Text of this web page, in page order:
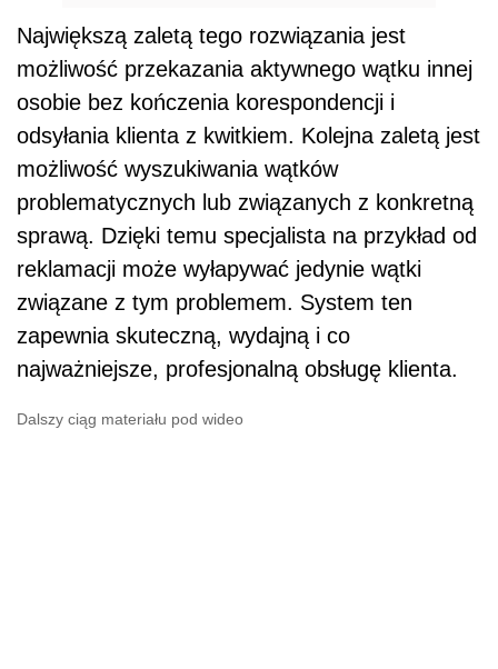
Największą zaletą tego rozwiązania jest
możliwość przekazania aktywnego wątku innej
osobie bez kończenia korespondencji i
odsyłania klienta z kwitkiem. Kolejna zaletą jest
możliwość wyszukiwania wątków
problematycznych lub związanych z konkretną
sprawą. Dzięki temu specjalista na przykład od
reklamacji może wyłapywać jedynie wątki
związane z tym problemem. System ten
zapewnia skuteczną, wydajną i co
najważniejsze, profesjonalną obsługę klienta.
Dalszy ciąg materiału pod wideo